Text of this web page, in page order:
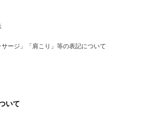
ージ」「肩こり」等の表記について
いて